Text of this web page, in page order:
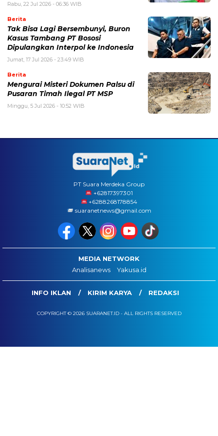
Rabu, 22 Jul 2026 - 06:36 WIB
Berita
Tak Bisa Lagi Bersembunyi, Buron
Kasus Tambang PT Bososi
Dipulangkan Interpol ke Indonesia
Jumat, 17 Jul 2026 - 23:49 WIB
Berita
Mengurai Misteri Dokumen Palsu di
Pusaran Timah Ilegal PT MSP
Minggu, 5 Jul 2026 - 10:52 WIB
PT Suara Merdeka Group
‪+62817397301
+6288268178854
suaranetnews@gmail.com
MEDIA NETWORK
Analisanews
Yakusa.id
INFO IKLAN KIRIM KARYA REDAKSI
COPYRIGHT © 2026 SUARANET.ID - ALL RIGHTS RESERVED